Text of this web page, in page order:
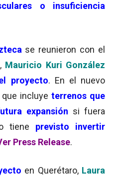
o insuficiencia
se reunieron con el
, Mauricio Kuri González
proyecto. En el nuevo
que incluye terrenos que
expansión si fuera
tiene previsto invertir
Press Release.
en Querétaro, Laura